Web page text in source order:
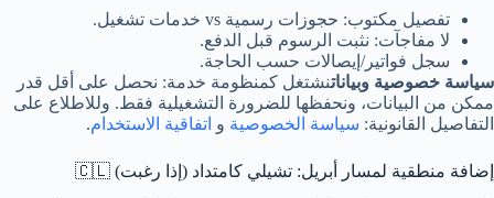
تفصيل مكتوب: حجوزات رسمية vs خدمات تشغيل.
لا مفاجآت: نثبت الرسوم قبل الدفع.
سجل فواتير/إيصالات حسب الحاجة.
سياسة خصوصية وبياناتنشتغل كمنظومة خدمة: نحصل على أقل قدر
ممكن من البيانات، ونحفظها للضرورة التشغيلية فقط. وللاطلاع على
التفاصيل القانونية: سياسة الخصوصية و اتفاقية الاستخدام.
إضافة منطقية لمسار أبريل: تشيلي كامتداد (إذا رغبت) 🇨🇱